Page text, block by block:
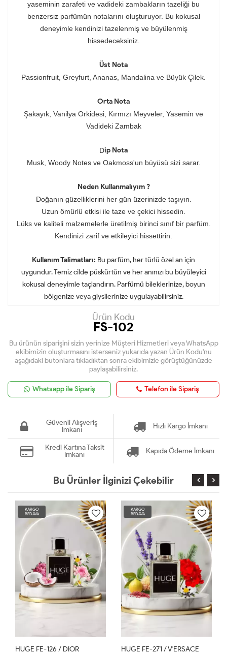
yaseminin zarafeti ve vadideki zambakların tazeliği bu
benzersiz parfümün notalarını oluşturuyor. Bu kokusal
deneyimle kendinizi tazelenmiş ve büyülenmiş
hissedeceksiniz.
Üst Nota
Passionfruit, Greyfurt, Ananas, Mandalina ve Büyük Çilek.
Orta Nota
Şakayık, Vanilya Orkidesi, Kırmızı Meyveler, Yasemin ve
Vadideki Zambak
Dip Nota
Musk, Woody Notes ve Oakmoss'un büyüsü sizi sarar.
Neden Kullanmalıyım ?
Doğanın güzelliklerini her gün üzerinizde taşıyın.
Uzun ömürlü etkisi ile taze ve çekici hissedin.
Lüks ve kaliteli malzemelerle üretilmiş birinci sınıf bir parfüm.
Kendinizi zarif ve etkileyici hissettirin.
Kullanım Talimatları: Bu parfüm, her türlü özel an için
uygundur. Temiz cilde püskürtün ve her anınızı bu büyüleyici
kokusal deneyimle taçlandırın. Parfümü bileklerinize, boyun
bölgenize veya giysilerinize uygulayabilirsiniz.
Ürün Kodu
FS-102
Bu ürünün siparişini sizin yerinize Müşteri Hizmetleri veya WhatsApp
ekibimizin oluşturmasını isterseniz yukarıda yazan Ürün Kodu'nu
aşağıdaki butonlara tıkladıktan sonra ekibimizle görüştüğünüzde
paylaşabilirsiniz.
Whatsapp ile Sipariş Telefon ile Sipariş
Güvenli Alışveriş
İmkanı
Hızlı Kargo İmkanı
Kredi Kartına Taksit
İmkanı
Kapıda Ödeme İmkanı
Bu Ürünler İlginizi Çekebilir
KARGO
BEDAVA
HUGE FE-126 / DIOR
KARGO
BEDAVA
HUGE FE-271 / V'ERSACE